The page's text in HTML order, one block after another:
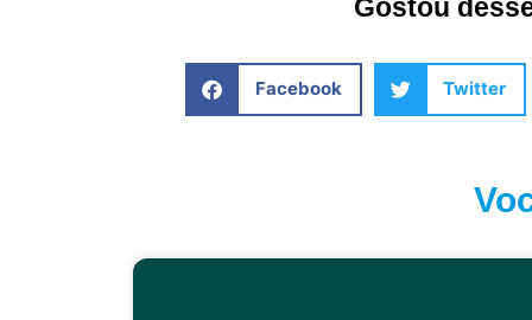
Gostou
Facebook Twitter